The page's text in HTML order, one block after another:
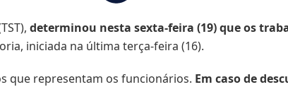
determinou nesta sexta-feira (19) que os
iniciada na última terça-feira (16).
que representam os funcionários. Em caso de